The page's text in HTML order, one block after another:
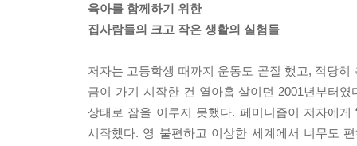
매일매일 미역국을 끓이다 보니 어느새 나는 미
나도 이렇게 아버지의 품에 안겨 긴 새벽을 소낙
나도 이렇게 품을 키워가며 아버지가 되어가는 거
육아를 함께하기 위한
집사람들의 크고 작은 생활의 실험들
저자는 고등학생 때까지 운동도 곧잘 했고, 적당
금이 가기 시작한 건 열아홉 살이던 2001년부터
상태로 잠을 이루지 못했다. 페미니즘이 저자에
시작했다. 영 불편하고 이상한 세계에서 너무도